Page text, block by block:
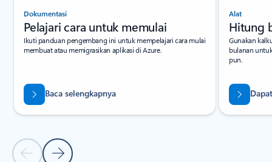
Slide Sebelumnya
Slide Berikutnya
Dokumentasi
Pelajari cara untuk memulai
Ikuti panduan pengembang ini untuk mempelajari cara mulai
membuat atau memigrasikan aplikasi di Azure.
Baca selengkapnya
Alat
Hitung
Gunakan
bulanan
pun.